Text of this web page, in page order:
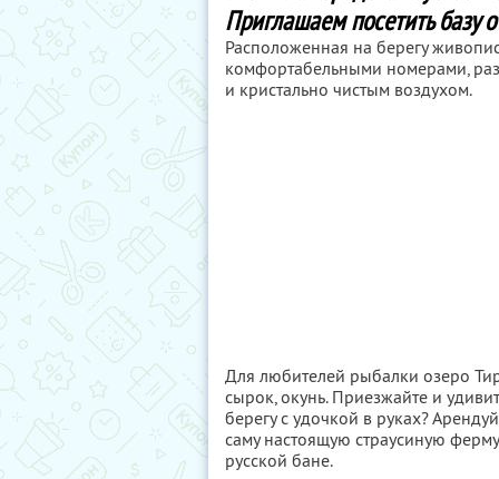
Приглашаем посетить базу
Расположенная на берегу
комфортабельными номерами,
и кристально чистым воздухом.
Для любителей рыбалки озеро
сырок, окунь. Приезжайте и
берегу с удочкой в руках?
саму настоящую страусиную
русской бане.